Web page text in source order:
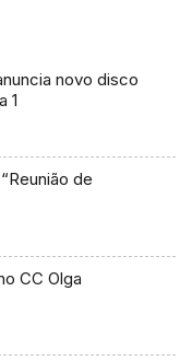
novo disco
1
de
CC Olga